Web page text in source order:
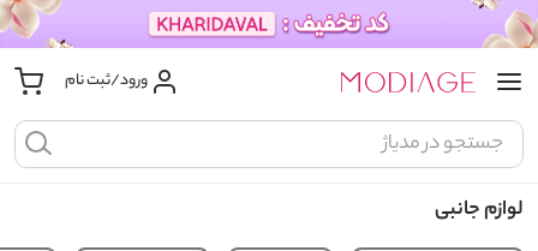
ورود/ثبت نام
لوازم جانبی